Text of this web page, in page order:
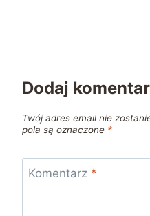
Dodaj
Twój adres email nie
pola są oznaczone *
Komentarz *